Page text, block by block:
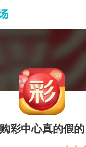
购彩中心真的假的